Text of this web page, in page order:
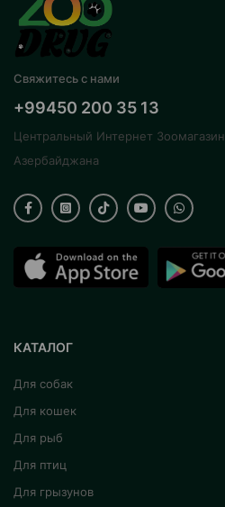
Свяжитесь с нами
+99450 200 35 13
Центральный Интернет Зоомагазин
Азербайджана
КАТАЛОГ
Для собак
Для кошек
Для рыб
Для птиц
Для грызунов